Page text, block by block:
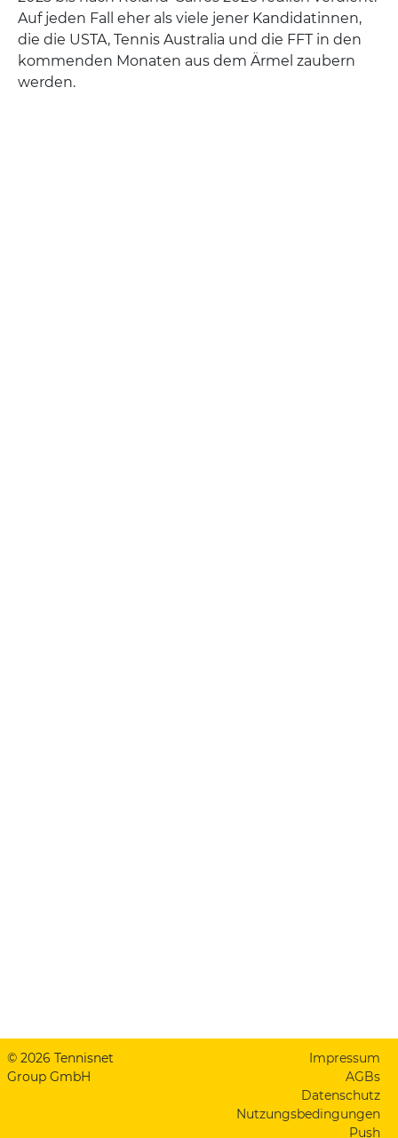
Auf jeden Fall eher als viele jener Kandidatinnen,
die die USTA, Tennis Australia und die FFT in den
kommenden Monaten aus dem Ärmel zaubern
werden.
© 2026 Tennisnet
Group GmbH
Impressum
AGBs
Datenschutz
Nutzungsbedingungen
Push